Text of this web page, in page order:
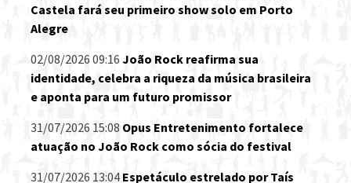
Castela fará seu primeiro show solo em Porto
Alegre
02/08/2026 09:16 João Rock reafirma sua
identidade, celebra a riqueza da música brasileira
e aponta para um futuro promissor
31/07/2026 15:08 Opus Entretenimento fortalece
atuação no João Rock como sócia do festival
31/07/2026 13:04 Espetáculo estrelado por Taís